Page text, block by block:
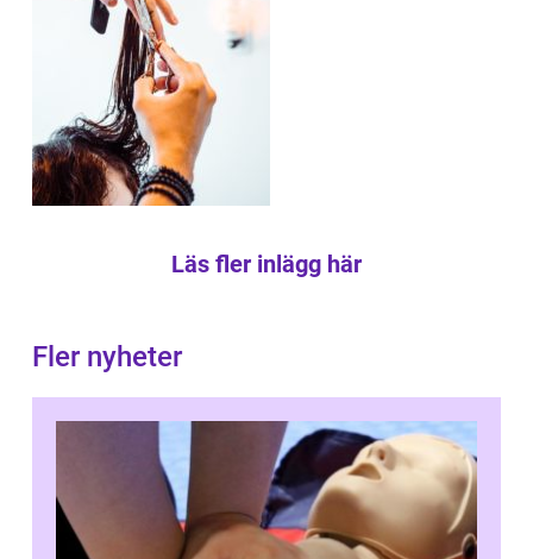
Läs fler inlägg här
Fler nyheter